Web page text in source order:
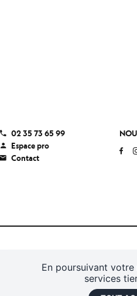
02 35 73 65 99
Espace pro
Contact
En poursuivant
services